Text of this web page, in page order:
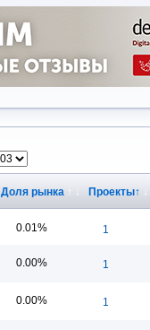
Доля рынка Проекты↑
0.01% 1
0.00% 1
0.00% 1